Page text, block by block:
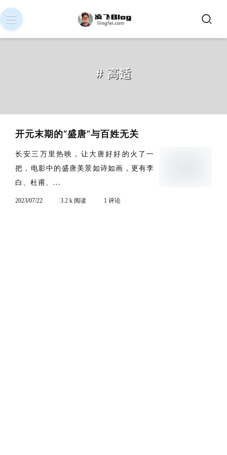
# 高适
开元末期的“盛唐”与百姓无关
长安三万里热映，让大唐好好的火了一
把，电影中的盛唐美景如诗如画，更有李
白、杜甫、...
2023/07/22 3.2 k 阅读 1 评论